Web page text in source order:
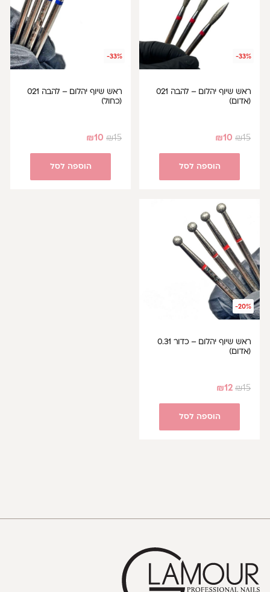
-33%
ראש שיוף יהלום – להבה 021
(אדום)
₪15
₪10
הוספה לסל
-33%
ראש שיוף יהלום – להבה 021
(כחול)
₪15
₪10
הוספה לסל
-20%
ראש שיוף יהלום – כדור 0.31
(אדום)
₪15
₪12
הוספה לסל